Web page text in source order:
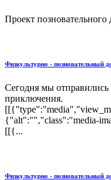
Проект
Физкультурно - позновательный
Сегодня мы
приключения.
{"alt":"","class":"media-
[[{...
Физкультурно - позновательный